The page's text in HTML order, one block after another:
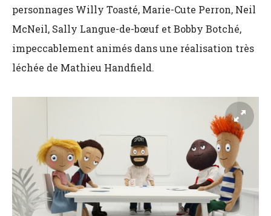
personnages Willy Toasté, Marie-Cute Perron, Neil
McNeil, Sally Langue-de-bœuf et Bobby Botché,
impeccablement animés dans une réalisation très
léchée de Mathieu Handfield.